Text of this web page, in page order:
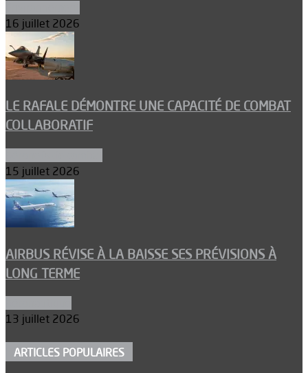
16 juillet 2026
LE RAFALE DÉMONTRE UNE CAPACITÉ DE COMBAT
COLLABORATIF
15 juillet 2026
AIRBUS RÉVISE À LA BAISSE SES PRÉVISIONS À
LONG TERME
13 juillet 2026
ARTICLES POPULAIRES